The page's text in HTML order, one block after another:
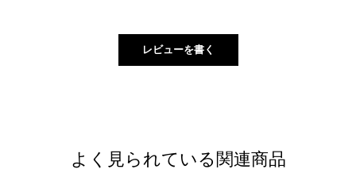
よく見られている関連商品